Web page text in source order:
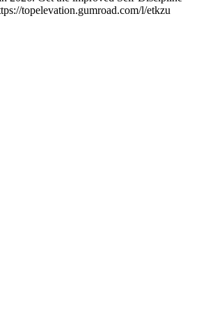
topelevation.gumroad.com/l/etkzu